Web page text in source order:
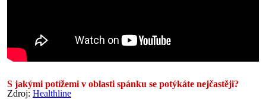
S jakými potížemi v oblasti spánku se potýkáte nejčastěji?
Zdroj: Healthline